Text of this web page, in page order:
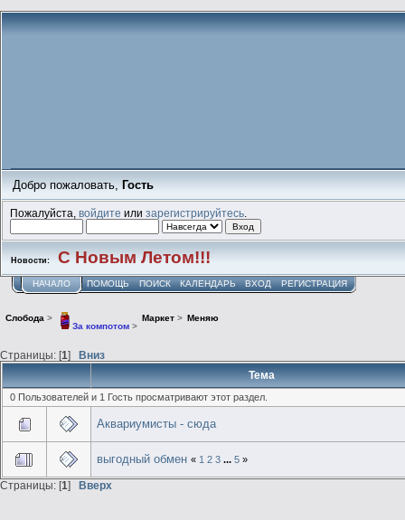
Добро пожаловать, Гость
Пожалуйста,войдите илизарегистрируйтесь
Новости: С Новым Летом!!!
НАЧАЛО ПОМОЩЬ ПОИСК КАЛЕНДАРЬ ВХОД РЕГИСТРАЦИЯ
Слобода >
За компотом>
Маркет> Меняю
Страницы: [1] Вниз
Тема
0 Пользователей и 1 Гость просматривают этот раздел.
Аквариумисты - сюда
выгодный обмен« 1 2 3 ...5 »
Страницы: [1] Вверх